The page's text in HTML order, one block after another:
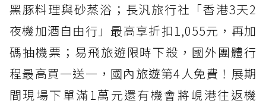
黑豚料理與砂蒸浴；長汎旅行社「香港3天2
夜機加酒自由行」最高享折扣1,055元，再加
碼抽機票；易飛旅遊限時下殺，國外團體行
程最高買一送一，國內旅遊第4人免費！展期
間現場下單滿1萬元還有機會將峴港往返機